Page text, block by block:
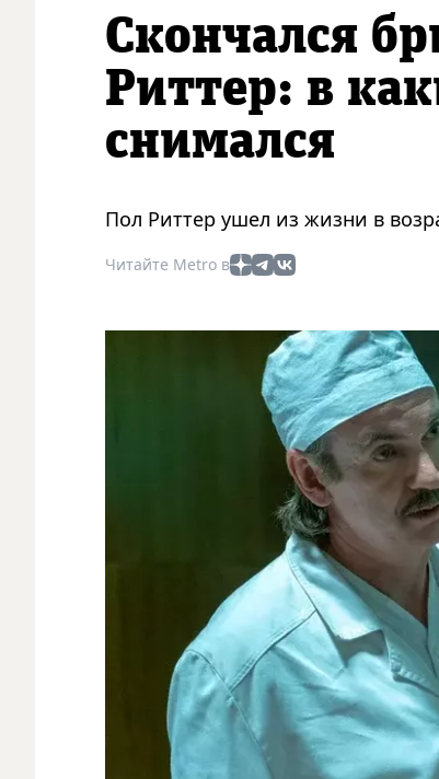
Скончался
Риттер: в
снимался
Пол Риттер ушел из жизни в
Читайте Metro в